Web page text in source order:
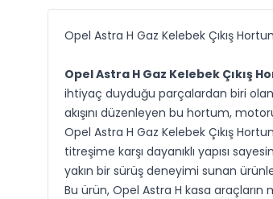
Opel Astra H Gaz Kelebek Çıkış
Opel Astra H Gaz Kelebek Çıkış
ihtiyaç duyduğu parçalardan biri olan
akışını düzenleyen bu hortum,
Opel Astra H Gaz Kelebek Çıkış
titreşime karşı dayanıklı yapısı
yakın bir sürüş deneyimi sunan
Bu ürün, Opel Astra H kasa